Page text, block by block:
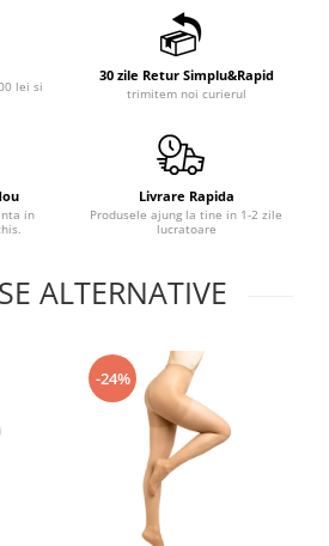
lei si
30 zile Retur Simplu&Rapid
trimitem noi curierul
in
Livrare Rapida
Produsele ajung la tine in 1-2 zile
lucratoare
ALTERNATIVE
-24%